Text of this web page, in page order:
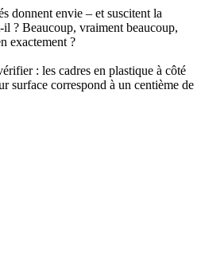
donnent envie – et suscitent la
? Beaucoup, vraiment beaucoup,
exactement ?
: les cadres en plastique à côté
surface correspond à un centième de